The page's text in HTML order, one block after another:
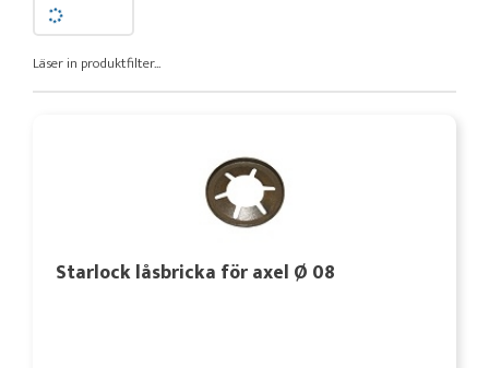
Läser in produktfilter...
Starlock låsbricka för axel Ø 08